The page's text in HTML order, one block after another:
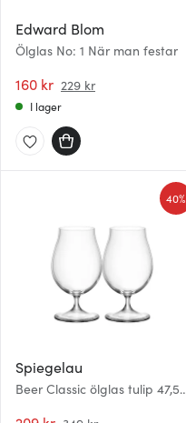
Edward Blom
Ölglas No: 1 När man festar
160 kr 229 kr
I lager
Spiegelau
Beer Classic ölglas tulip 47,5
40%